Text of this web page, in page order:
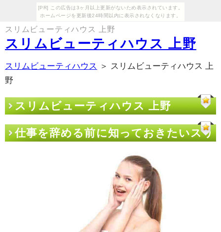
[PR] この広告は3ヶ月以上更新がないため表示されています。
ホームページを更新後24時間以内に表示されなくなります。
スリムビューティハウス 上野
スリムビューティハウス 上野
スリムビューティハウス ＞ スリムビューティハウス 上
野
スリムビューティハウス 上野
仕事を辞める前に知っておきたいスリ